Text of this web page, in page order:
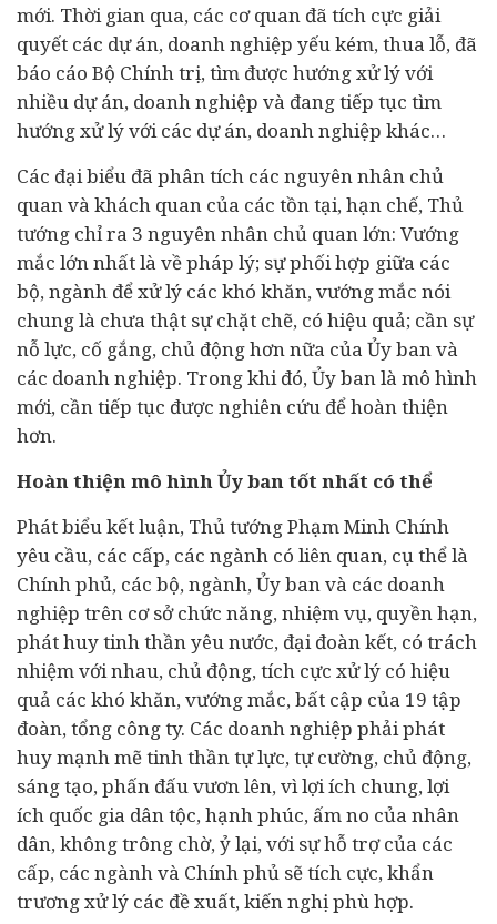
mới. Thời gian qua, các cơ quan đã tích cực giải
quyết các dự án, doanh nghiệp yếu kém, thua lỗ, đã
báo cáo Bộ Chính trị, tìm được hướng xử lý với
nhiều dự án, doanh nghiệp và đang tiếp tục tìm
hướng xử lý với các dự án, doanh nghiệp khác…
Các đại biểu đã phân tích các nguyên nhân chủ
quan và khách quan của các tồn tại, hạn chế, Thủ
tướng chỉ ra 3 nguyên nhân chủ quan lớn: Vướng
mắc lớn nhất là về pháp lý; sự phối hợp giữa các
bộ, ngành để xử lý các khó khăn, vướng mắc nói
chung là chưa thật sự chặt chẽ, có hiệu quả; cần sự
nỗ lực, cố gắng, chủ động hơn nữa của Ủy ban và
các doanh nghiệp. Trong khi đó, Ủy ban là mô hình
mới, cần tiếp tục được nghiên cứu để hoàn thiện
hơn.
Hoàn thiện mô hình Ủy ban tốt nhất có thể
Phát biểu kết luận, Thủ tướng Phạm Minh Chính
yêu cầu, các cấp, các ngành có liên quan, cụ thể là
Chính phủ, các bộ, ngành, Ủy ban và các doanh
nghiệp trên cơ sở chức năng, nhiệm vụ, quyền hạn,
phát huy tinh thần yêu nước, đại đoàn kết, có trách
nhiệm với nhau, chủ động, tích cực xử lý có hiệu
quả các khó khăn, vướng mắc, bất cập của 19 tập
đoàn, tổng công ty. Các doanh nghiệp phải phát
huy mạnh mẽ tinh thần tự lực, tự cường, chủ động,
sáng tạo, phấn đấu vươn lên, vì lợi ích chung, lợi
ích quốc gia dân tộc, hạnh phúc, ấm no của nhân
dân, không trông chờ, ỷ lại, với sự hỗ trợ của các
cấp, các ngành và Chính phủ sẽ tích cực, khẩn
trương xử lý các đề xuất, kiến nghị phù hợp.